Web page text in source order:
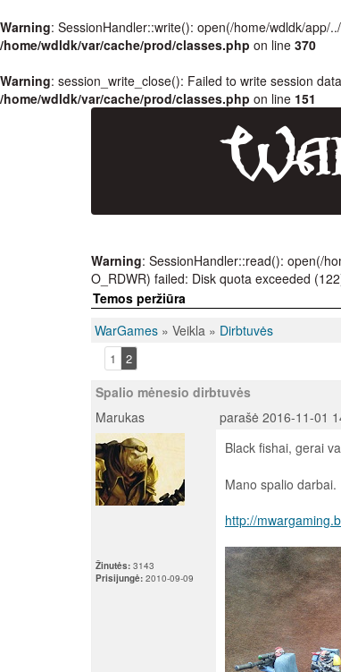
Warning: SessionHandler::write(): open(/home/wdldk/app/
/home/wdldk/var/cache/prod/classes.php on line 370
Warning: session_write_close(): Failed to write session
/home/wdldk/var/cache/prod/classes.php on line 151
Warning: SessionHandler::read(): open(/
O_RDWR) failed: Disk quota exceeded
Temos peržiūra
WarGames » Veikla » Dirbtuvės
1 2
Spalio mėnesio dirbtuvės
Marukas
parašė 2016-11-01
Žinutės: 3143
Prisijungė: 2010-09-09
Black fishai, gerai
Mano spalio darbai.
http://